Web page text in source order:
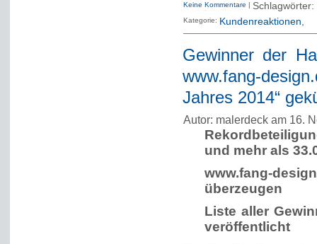
Keine Kommentare | Schlagwörter:
Kategorie: Kundenreaktionen
Gewinner der
www.fang-
Jahres 2014“
Autor: malerdeck am 16.
und mehr als
www.fang-
überzeugen
Liste aller
veröffentlicht